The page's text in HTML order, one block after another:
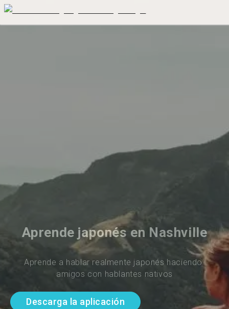
Aprende japonés en Nashville
Aprende a hablar realmente japonés haciendo
amigos con hablantes nativos
Descarga la aplicación